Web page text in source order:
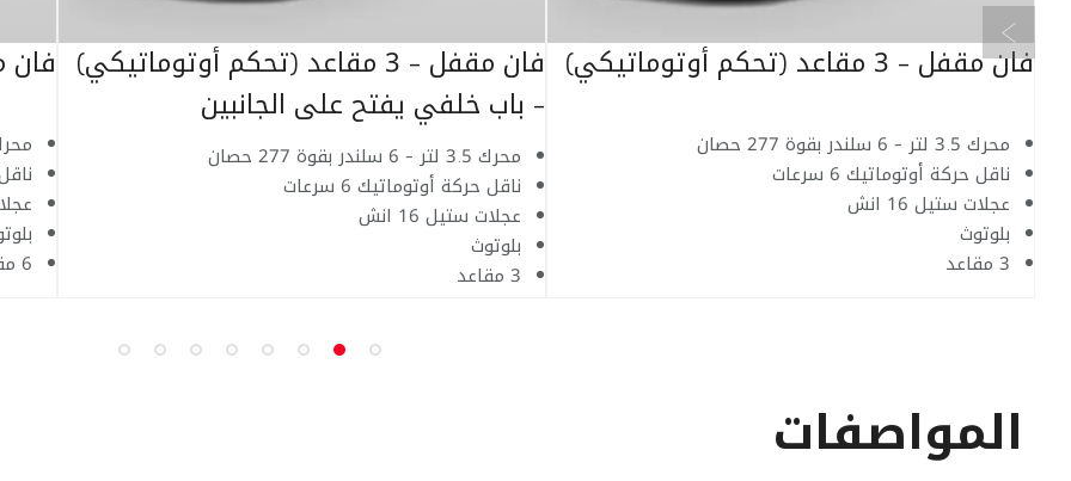
السابق
فان مقفل - 3 مقاعد (تحكم أوتوماتيكي)
محرك 3.5 لتر - 6 سلندر بقوة 277 حصان
ناقل حركة أوتوماتيك 6 سرعات
عجلات ستيل 16 انش
بلوتوث
3 مقاعد
فان مقفل - 3 مقاعد (تحكم أوتوماتيكي)
- باب خلفي يفتح على الجانبين
محرك 3.5 لتر - 6 سلندر بقوة 277 حصان
ناقل حركة أوتوماتيك 6 سرعات
عجلات ستيل 16 انش
بلوتوث
3 مقاعد
فان مقفل
محرك 3.5 لتر - 6 سلندر
6 مقاعد
المواصفات